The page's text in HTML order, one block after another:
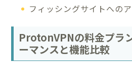
フィッシングサイトへの
ProtonVPNの料金プラ
ーマンスと機能比較